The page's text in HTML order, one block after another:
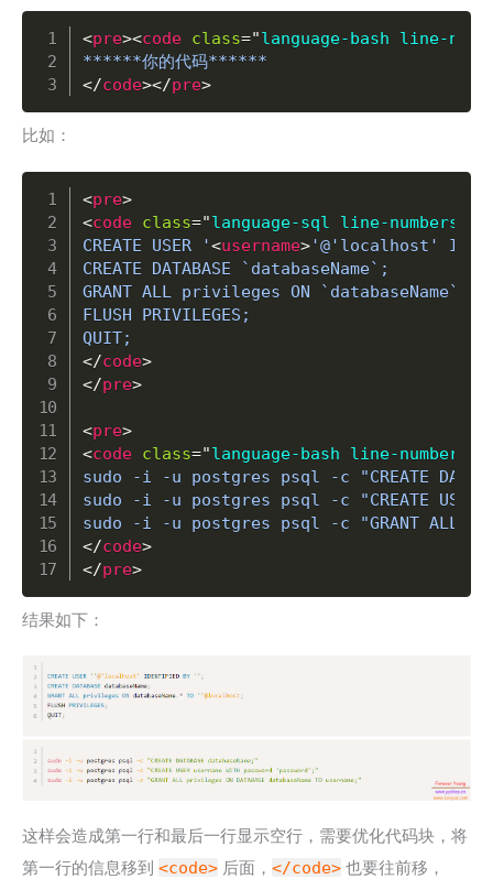
<pre><code class="language-bash line-
</code></pre>
比如：
<pre>
<code class="language-sql line-numbers
CREATE USER '<username>'@'localhost'
CREATE DATABASE `databaseName`;
GRANT ALL privileges ON `databaseName`.*
FLUSH PRIVILEGES;
</code>
</pre>
<pre>
<code class="language-bash line-numbers
sudo -i -u postgres psql -c "CREATE
sudo -i -u postgres psql -c "CREATE USER
</code>
</pre>
结果如下：
这样会造成第一行和最后一行显示空行，需要优化代码块，将
第一行的信息移到 <code> 后面， </code> 也要往前移，